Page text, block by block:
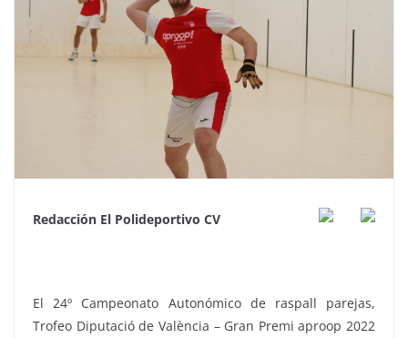
Redacción El Polideportivo CV
El 24º Campeonato Autonómico de raspall parejas,
Trofeo Diputació de València – Gran Premi aproop 2022